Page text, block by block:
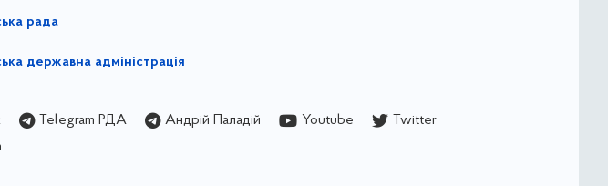
рада
державна адміністрація
Telegram РДА Андрій Паладій Youtube
Twitter